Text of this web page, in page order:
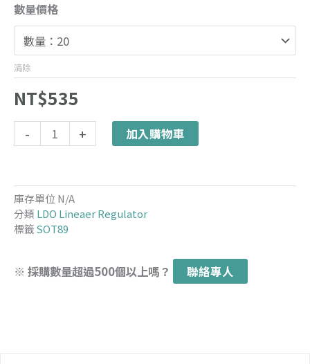
NT$535
到
NT$5,350
數量價格
清除
NT$535
-
EC8650B62GR
數
量
+ 加入購物車
庫存單位 N/A
分類 LDO Lineaer Regulator
標籤SOT89
※ 採購數量超過500個以上嗎？ 聯絡專人